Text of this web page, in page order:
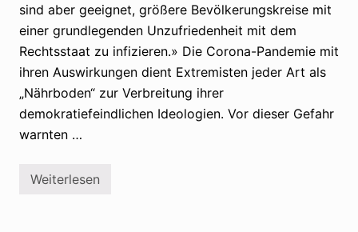
sind aber geeignet, größere Bevölkerungskreise mit
einer grundlegenden Unzufriedenheit mit dem
Rechtsstaat zu infizieren.» Die Corona-Pandemie mit
ihren Auswirkungen dient Extremisten jeder Art als
„Nährboden“ zur Verbreitung ihrer
demokratiefeindlichen Ideologien. Vor dieser Gefahr
warnten …
V
Weiterlesen